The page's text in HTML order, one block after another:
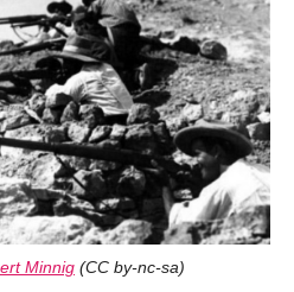
Minnig (CC by-nc-sa)